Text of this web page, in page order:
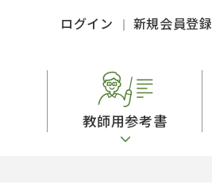
ログイン 新規会員登録
教師用参考書